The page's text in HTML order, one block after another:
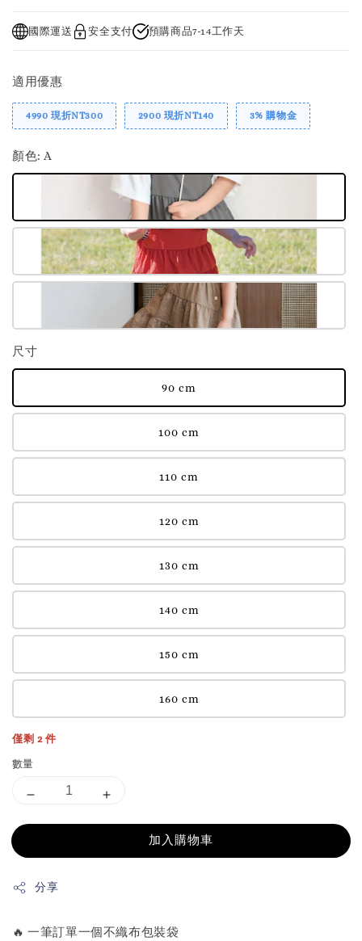
國際運送 安全支付 預購商品7-14工作天
適用優惠
4990 現折NT300 2900 現折NT140 3% 購物金
顏色: A
尺寸
90 cm
100 cm
110 cm
120 cm
130 cm
140 cm
150 cm
160 cm
僅剩 2 件
數量
加入購物車
分享
🔥 一筆訂單一個不織布包裝袋